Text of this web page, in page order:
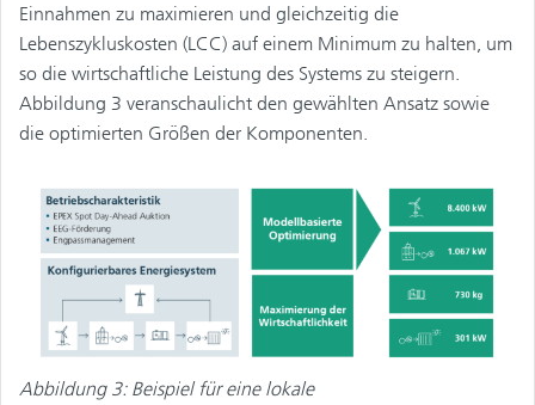
Einnahmen zu maximieren und gleichzeitig die
Lebenszykluskosten (LCC) auf einem Minimum zu halten, um
so die wirtschaftliche Leistung des Systems zu steigern.
Abbildung 3 veranschaulicht den gewählten Ansatz sowie
die optimierten Größen der Komponenten.
Abbildung 3: Beispiel für eine lokale